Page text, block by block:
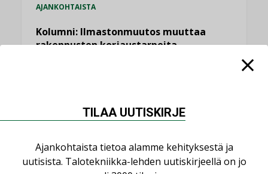
AJANKOHTAISTA
Kolumni: Ilmastonmuutos muuttaa
rakennusten korjaustarpeita
AJANKOHTAISTA TILAAJILLE
vakiinnuttavat asemansa taloyhtiöissä
LEHDEN ARTIKKELIT,TILAAJILLE
TILAA UUTISKIRJE
Ajankohtaista tietoa alamme kehityksestä ja
uutisista. Talotekniikka-lehden uutiskirjeellä on jo